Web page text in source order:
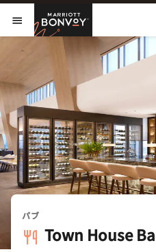
Skip to Content
メニューを開く
Marriott
パブ
Town House